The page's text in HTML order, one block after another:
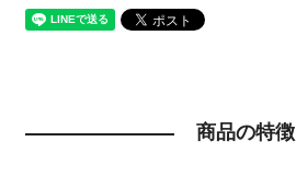
商品の特徴